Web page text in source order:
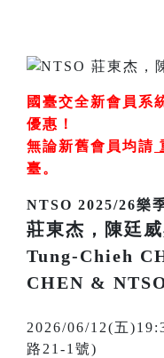
國臺交全新會員系
優惠！
無論新舊會員均請
臺。
NTSO 2025/26樂
莊東杰，陳廷
Tung-Chieh
CHEN &
2026/06/12(五
路21-1號)